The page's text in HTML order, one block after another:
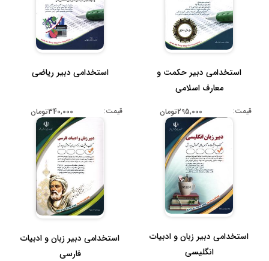
استخدامی دبیر حکمت و
معارف اسلامی
قیمت: 295,000تومان
استخدامی دبیر ریاضی
قیمت: 340,000تومان
استخدامی دبیر زبان و ادبیات
انگلیسی
استخدامی دبیر زبان و ادبیات
فارسی